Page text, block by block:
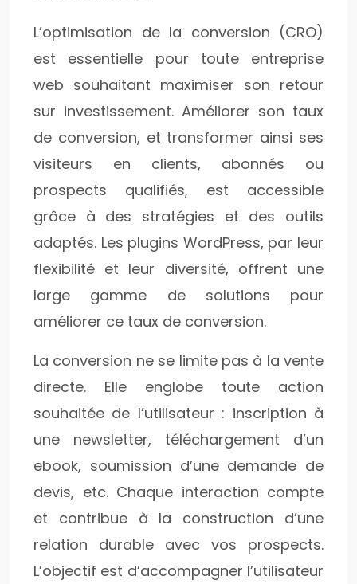
L’optimisation de la conversion (CRO)
est essentielle pour toute entreprise
web souhaitant maximiser son retour
sur investissement. Améliorer son taux
de conversion, et transformer ainsi ses
visiteurs en clients, abonnés ou
prospects qualifiés, est accessible
grâce à des stratégies et des outils
adaptés. Les plugins WordPress, par leur
flexibilité et leur diversité, offrent une
large gamme de solutions pour
améliorer ce taux de conversion.
La conversion ne se limite pas à la vente
directe. Elle englobe toute action
souhaitée de l’utilisateur : inscription à
une newsletter, téléchargement d’un
ebook, soumission d’une demande de
devis, etc. Chaque interaction compte
et contribue à la construction d’une
relation durable avec vos prospects.
L’objectif est d’accompagner l’utilisateur